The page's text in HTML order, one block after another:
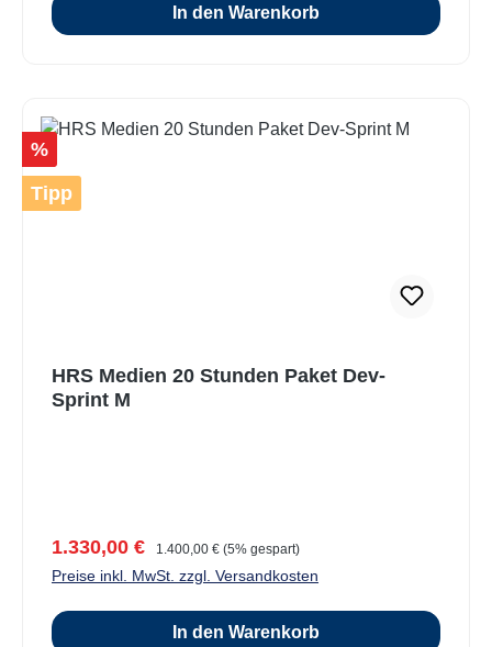
In den Warenkorb
Rabatt
%
Tipp
HRS Medien 20 Stunden Paket Dev-
Sprint M
Verkaufspreis:
1.330,00 € Regulärer Preis:
1.400,00 € (5% gespart)
Preise inkl. MwSt. zzgl. Versandkosten
In den Warenkorb